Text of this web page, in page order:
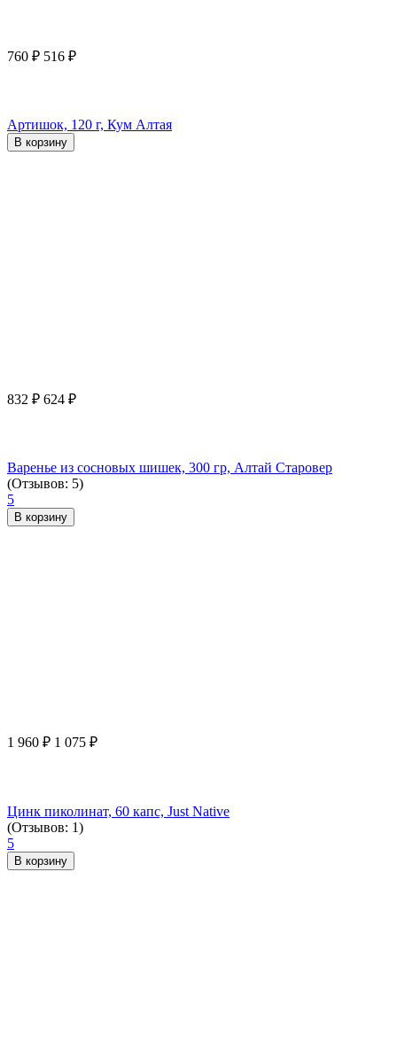
760 ₽ 516 ₽
Артишок, 120 г, Кум Алтая
В корзину
832 ₽ 624 ₽
Варенье из сосновых шишек, 300 гр, Алтай Старовер
(Отзывов: 5)
5
В корзину
1 960 ₽ 1 075 ₽
Цинк пиколинат, 60 капс, Just Native
(Отзывов: 1)
5
В корзину